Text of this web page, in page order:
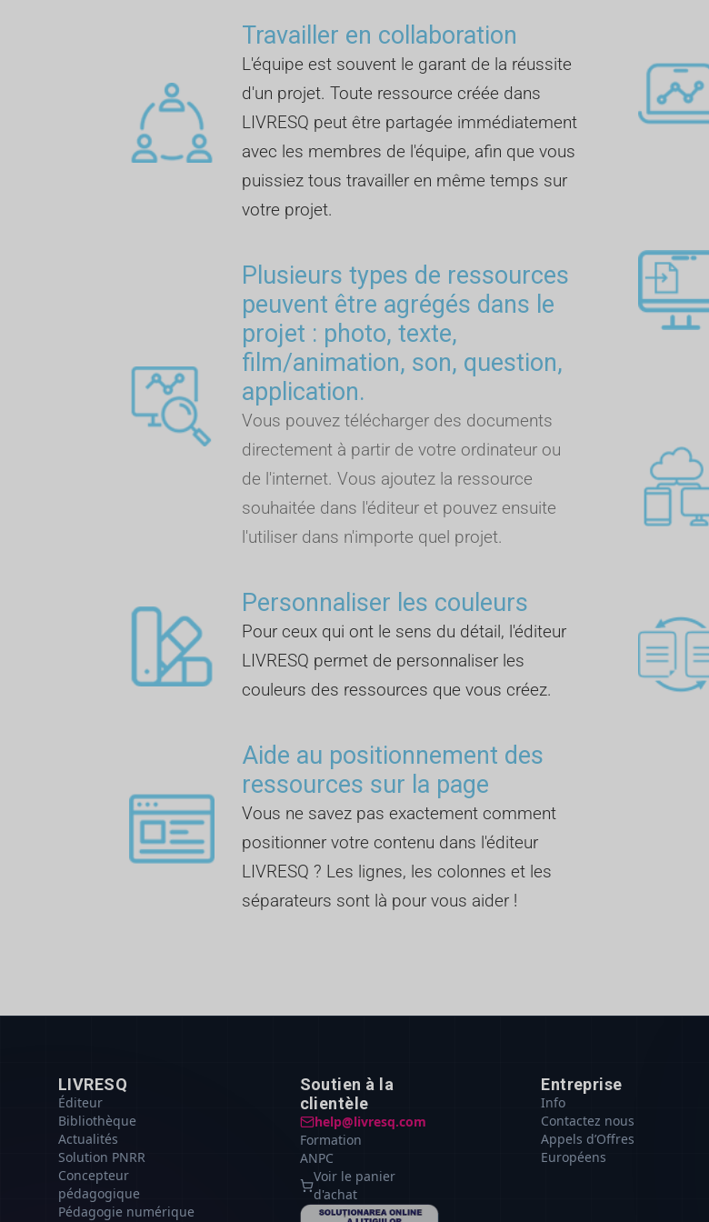
Travailler en collaboration
L'équipe est souvent le garant de la réussite
d'un projet. Toute ressource créée dans
LIVRESQ peut être partagée immédiatement
avec les membres de l'équipe, afin que vous
puissiez tous travailler en même temps sur
votre projet.
Plusieurs types de ressources
peuvent être agrégés dans le
projet : photo, texte,
film/animation, son, question,
application.
Vous pouvez télécharger des documents
directement à partir de votre ordinateur ou
de l'internet. Vous ajoutez la ressource
souhaitée dans l'éditeur et pouvez ensuite
l'utiliser dans n'importe quel projet.
Personnaliser les couleurs
Pour ceux qui ont le sens du détail, l'éditeur
LIVRESQ permet de personnaliser les
couleurs des ressources que vous créez.
Aide au positionnement des
ressources sur la page
Vous ne savez pas exactement comment
positionner votre contenu dans l'éditeur
LIVRESQ ? Les lignes, les colonnes et les
séparateurs sont là pour vous aider !
LIVRESQ
Éditeur
Bibliothèque
Actualités
Solution PNRR
Concepteur
pédagogique
Pédagogie numérique
Soutien à la
clientèle
help@livresq.com
Formation
ANPC
Voir le panier
d'achat
Entreprise
Info
Contactez nous
Appels d’Offres
Européens